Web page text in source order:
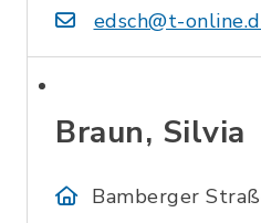
edsch@t-
Braun, Silvia
Bamberger